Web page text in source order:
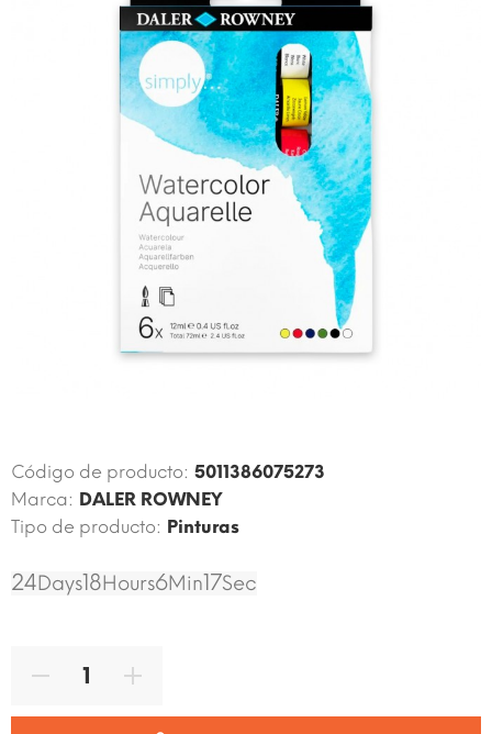
SET ACUARELA X6 CLRS
12ML SIMPLY DALER
ROWNEY D134500006
$ 4,24
Código de producto: 5011386075273
Marca: DALER ROWNEY
Tipo de producto: Pinturas
24Days18Hours6Min17Sec